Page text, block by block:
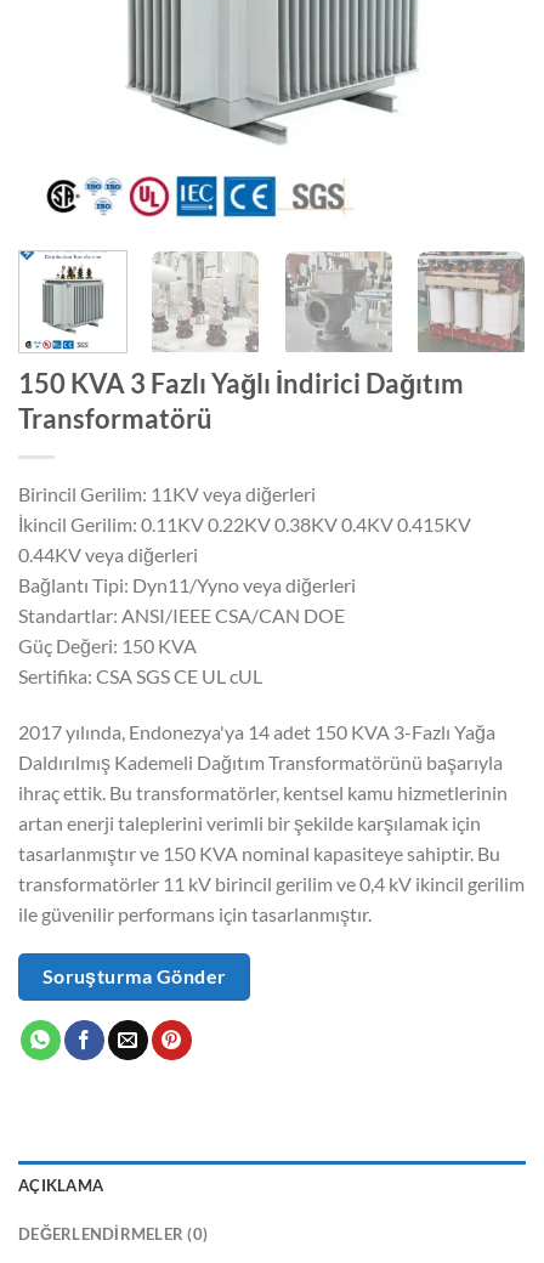
150 KVA 3 Fazlı Yağlı İndirici Dağıtım
Transformatörü
Birincil Gerilim: 11KV veya diğerleri
İkincil Gerilim: 0.11KV 0.22KV 0.38KV 0.4KV 0.415KV
0.44KV veya diğerleri
Bağlantı Tipi: Dyn11/Yyno veya diğerleri
Standartlar: ANSI/IEEE CSA/CAN DOE
Güç Değeri: 150 KVA
Sertifika: CSA SGS CE UL cUL
2017 yılında, Endonezya'ya 14 adet 150 KVA 3-Fazlı Yağa
Daldırılmış Kademeli Dağıtım Transformatörünü başarıyla
ihraç ettik. Bu transformatörler, kentsel kamu hizmetlerinin
artan enerji taleplerini verimli bir şekilde karşılamak için
tasarlanmıştır ve 150 KVA nominal kapasiteye sahiptir. Bu
transformatörler 11 kV birincil gerilim ve 0,4 kV ikincil gerilim
ile güvenilir performans için tasarlanmıştır.
Soruşturma Gönder
AÇIKLAMA
DEĞERLENDIRMELER (0)